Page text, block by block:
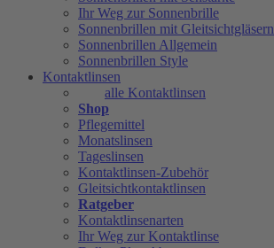
Ihr Weg zur Sonnenbrille
Sonnenbrillen mit Gleitsichtgläsern
Sonnenbrillen Allgemein
Sonnenbrillen Style
Kontaktlinsen
alle Kontaktlinsen
Shop
Pflegemittel
Monatslinsen
Tageslinsen
Kontaktlinsen-Zubehör
Gleitsichtkontaktlinsen
Ratgeber
Kontaktlinsenarten
Ihr Weg zur Kontaktlinse